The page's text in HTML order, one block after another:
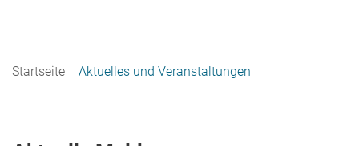
Startseite Aktuelles und Veranstaltungen